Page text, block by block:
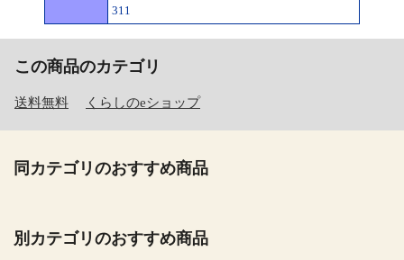
311
この商品のカテゴリ
送料無料 くらしのeショップ
同カテゴリのおすすめ商品
別カテゴリのおすすめ商品